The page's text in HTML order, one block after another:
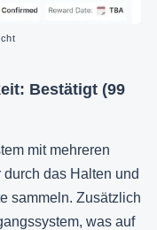
Bestätigt (99
mit mehreren
das Halten und
sammeln. Zusätzlich
was auf